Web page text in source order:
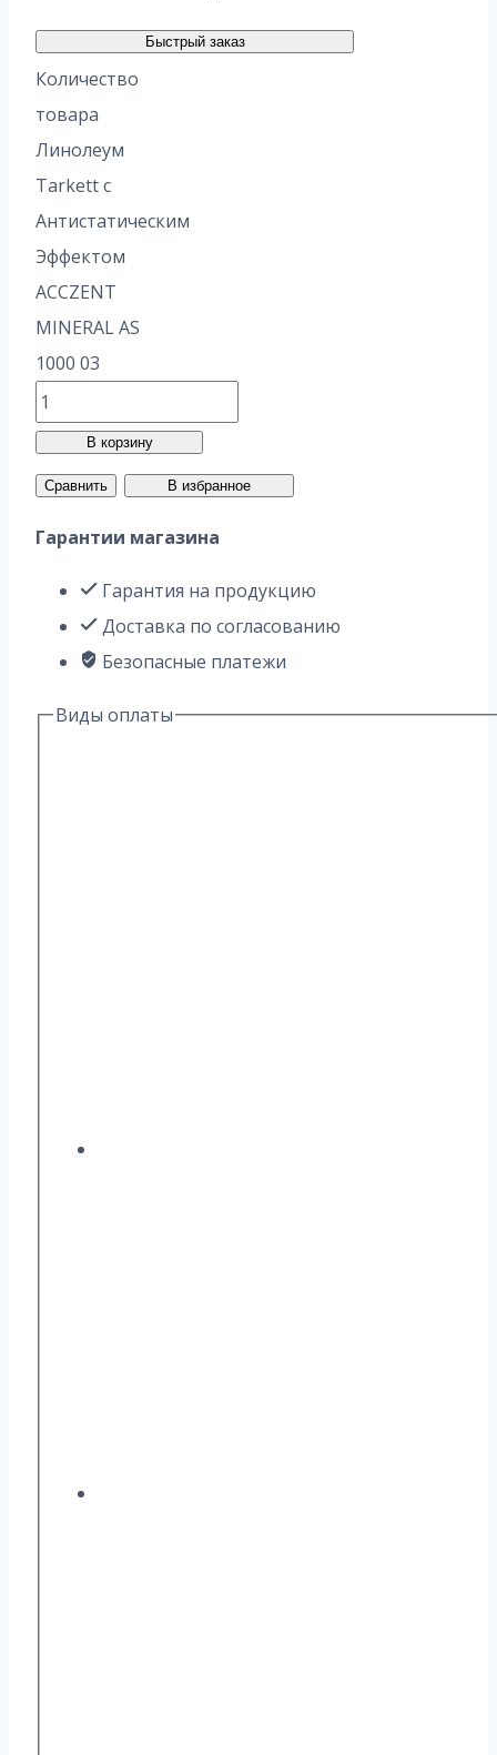
Быстрый заказ
Количество
товара
Линолеум
Tarkett с
Антистатическим
Эффектом
ACCZENT
MINERAL AS
1000 03
В корзину
Сравнить В избранное
Гарантии магазина
Гарантия на продукцию
Доставка по согласованию
Безопасные платежи
Виды оплаты